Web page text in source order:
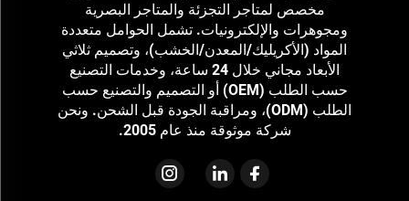
مخصص لمتاجر التجزئة والمتاجر البصرية
ومجوهرات والإلكترونيات. تشمل الحوامل متعددة
المواد (الأكريليك/المعدن/الخشب)، وتصميم ثلاثي
الأبعاد مجاني خلال 24 ساعة، وخدمات التصنيع
حسب الطلب (OEM) أو التصميم والتصنيع حسب
الطلب (ODM)، ومراقبة الجودة قبل الشحن. ونحن
شركة موثوقة منذ عام 2005.